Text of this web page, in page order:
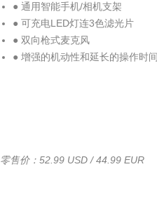
● 通用智能手机/相机支架
● 可充电LED灯连3色滤光片
● 双向枪式麦克风
● 增强的机动性和延长的操作时间
零售价：52.99 USD / 44.99 EUR